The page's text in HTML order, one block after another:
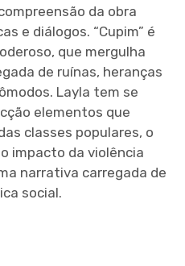
da obra
e diálogos. “Cupim” é
que mergulha
de ruínas, heranças
Layla tem se
elementos que
classes populares, o
impacto da violência
narrativa carregada de
social.